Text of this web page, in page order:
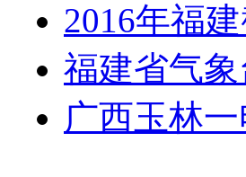
2016年福
福建省气
广西玉林